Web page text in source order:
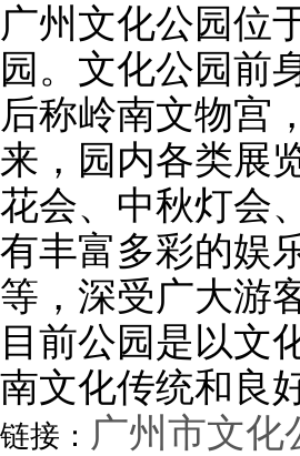
广州文化公园位
园。文化公园前
后称岭南文物宫
来，园内各类展
花会、中秋灯会
有丰富多彩的娱
等，深受广大游
目前公园是以文
南文化传统和良
链接： 广州市文化